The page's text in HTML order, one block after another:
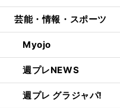
芸能・情報・スポーツ
Myojo
週プレNEWS
週プレ グラジャパ!